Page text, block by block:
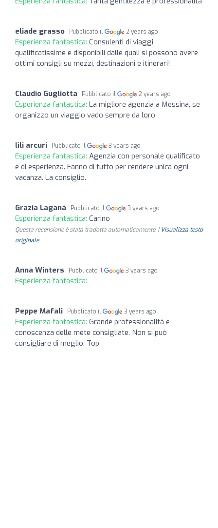
eliade grasso Pubblicato il 2 years ago
Esperienza fantastica: Consulenti di viaggi
qualificatissime e disponibili dalle quali si possono avere
ottimi consigli su mezzi, destinazioni e itinerari!
Claudio Gugliotta Pubblicato il 2 years ago
Esperienza fantastica: La migliore agenzia a Messina, se
organizzo un viaggio vado sempre da loro
lili arcuri Pubblicato il 3 years ago
Esperienza fantastica: Agenzia con personale qualificato
e di esperienza. Fanno di tutto per rendere unica ogni
vacanza. La consiglio.
Grazia Laganà Pubblicato il 3 years ago
Esperienza fantastica: Carino
Questa recensione è stata tradotta automaticamente. | Visualizza testo
originale
Anna Winters Pubblicato il 3 years ago
Esperienza fantastica:
Peppe Mafali Pubblicato il 3 years ago
Esperienza fantastica: Grande professionalità e
conoscenza delle mete consigliate. Non si può
consigliare di meglio. Top